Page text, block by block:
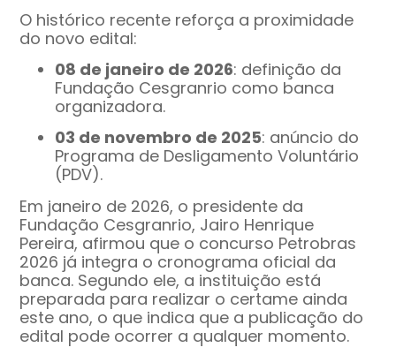
O histórico recente reforça a proximidade
do novo edital:
08 de janeiro de 2026: definição da
Fundação Cesgranrio como banca
organizadora.
03 de novembro de 2025: anúncio do
Programa de Desligamento Voluntário
(PDV).
Em janeiro de 2026, o presidente da
Fundação Cesgranrio, Jairo Henrique
Pereira, afirmou que o concurso Petrobras
2026 já integra o cronograma oficial da
banca. Segundo ele, a instituição está
preparada para realizar o certame ainda
este ano, o que indica que a publicação do
edital pode ocorrer a qualquer momento.